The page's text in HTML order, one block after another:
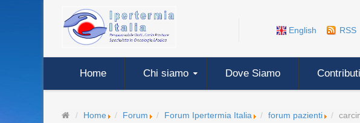
English RSS
Home Chi siamo Dove Siamo Contributi
Home Forum Forum Ipertermia Italia forum pazienti